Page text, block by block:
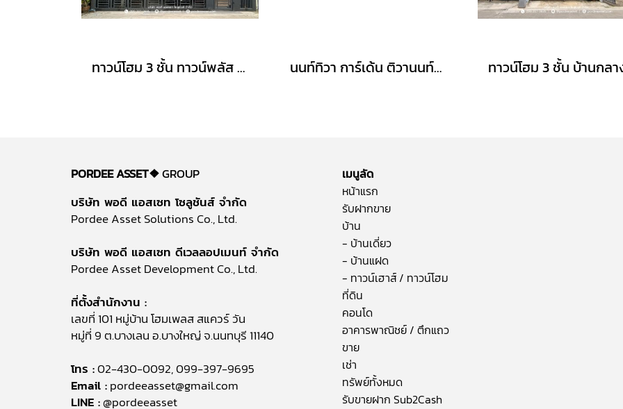
ทาวน์โฮม 3 ชั้น ทาวน์พลัส เกษตร-นวมินทร์ หลังริม (ขนาด 28 ตร.ว.) ถ.คลองลำเจียก แขวงนวลจันทร์ เขตบึงกุ่ม กรุงเทพมหานคร : Towmplus Keset-Nawamin นนท์ทิวา การ์เด้น ติวานนท์-ปากเกร็ด37 ตรงข้าม รร.พระหฤทัยนนทบุรี ใกล้แยกสวนสมเด็จฯ ศรีสมาน : Nontiwa Garden
PORDEE ASSET❖GROUP
บริษัท พอดี แอสเซท โซลูชันส์ จำกัด
Pordee Asset Solutions Co., Ltd.
บริษัท พอดี แอสเซท ดีเวลลอปเมนท์ จำกัด
Pordee Asset Development Co., Ltd.
ที่ตั้งสำนักงาน :
เลขที่ 101 หมู่บ้าน โฮมเพลส สแควร์ วัน
หมู่ที่ 9 ต.บางเลน อ.บางใหญ่ จ.นนทบุรี 11140
โทร :02-430-0092, 099-397-9695
Email :pordeeasset@gmail.com
LINE :@pordeeasset
เมนูลัด
หน้าแรก
รับฝากขาย
บ้าน
- บ้านเดี่ยว
- บ้านแฝด
- ทาวน์เฮาส์ / ทาวน์โฮม
ที่ดิน
คอนโด
อาคารพาณิชย์ / ตึกแถว
ขาย
เช่า
ทรัพย์ทั้งหมด
รับขายฝาก Sub2Cash